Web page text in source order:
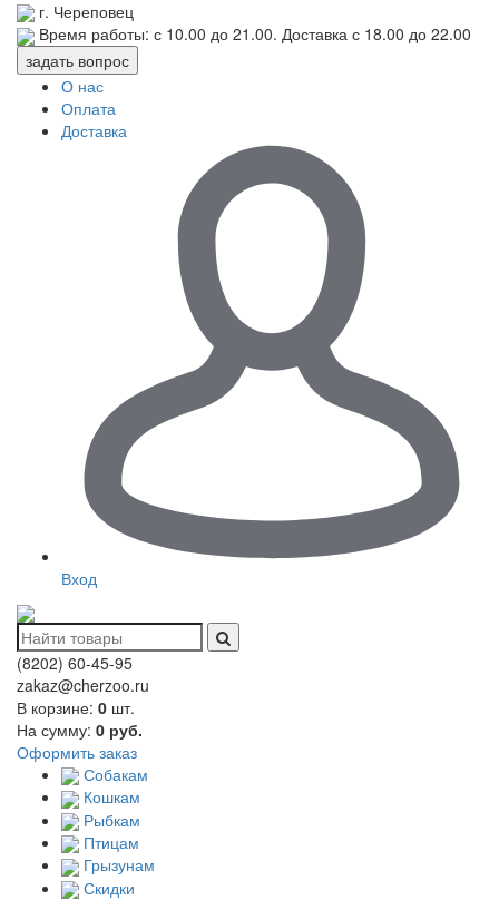
г. Череповец
Время работы: с 10.00 до 21.00. Доставка с 18.00 до 22.00
задать вопрос
О нас
Оплата
Доставка
Вход
(8202) 60-45-95
zakaz@cherzoo.ru
В корзине: 0 шт.
На сумму: 0 руб.
Оформить заказ
Собакам
Кошкам
Рыбкам
Птицам
Грызунам
Скидки